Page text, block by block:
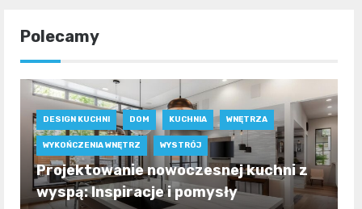
Polecamy
DESIGN KUCHNI DOM KUCHNIA WNĘTRZA
WYKOŃCZENIA WNĘTRZ WYSTRÓJ
Projektowanie nowoczesnej kuchni z
wyspą: Inspiracje i pomysły